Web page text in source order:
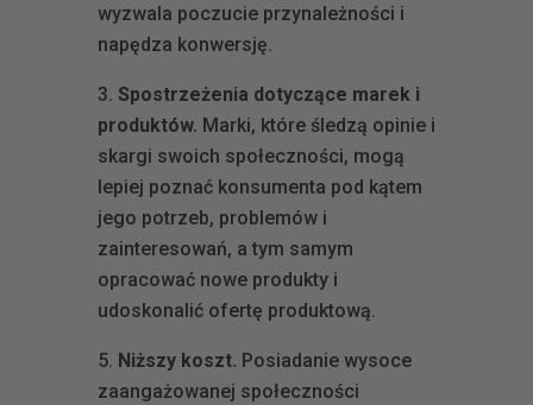
wyzwala poczucie przynależności i
napędza konwersję.
Spostrzeżenia dotyczące marek i
produktów. Marki, które śledzą opinie i
skargi swoich społeczności, mogą
lepiej poznać konsumenta pod kątem
jego potrzeb, problemów i
zainteresowań, a tym samym
opracować nowe produkty i
udoskonalić ofertę produktową.
Niższy koszt. Posiadanie wysoce
zaangażowanej społeczności